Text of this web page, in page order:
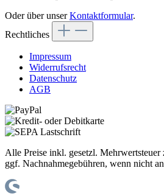
Oder über unserKontaktformular.
Rechtliches
Impressum
Widerrufsrecht
Datenschutz
AGB
Alle Preise inkl. gesetzl. Mehrwertsteuer
ggf. Nachnahmegebühren, wenn nicht